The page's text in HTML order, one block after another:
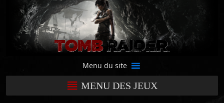
Menu du site
MENU DES JEUX